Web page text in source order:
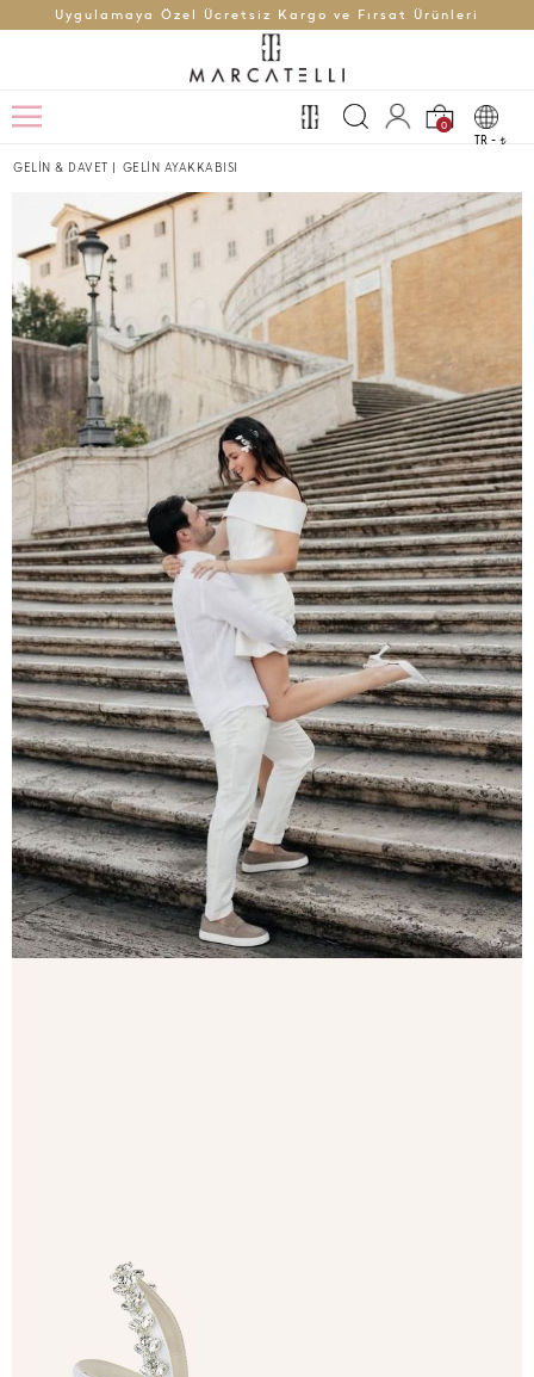
Uygulamaya Özel Ücretsiz Kargo ve Fırsat Ürünleri
0
TR - t
GELİN & DAVET | GELİN AYAKKABISI